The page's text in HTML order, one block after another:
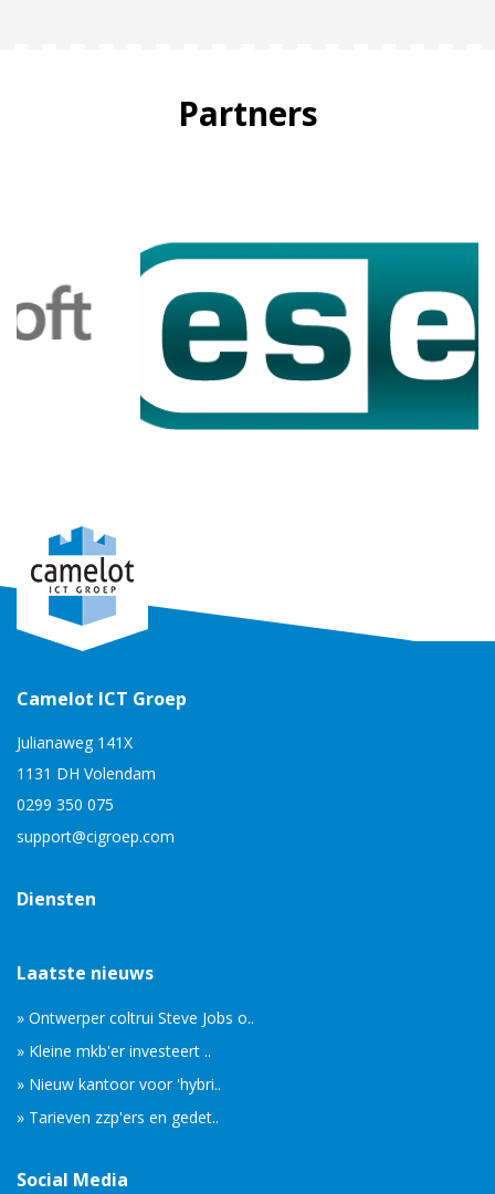
Partners
Camelot ICT Groep
Julianaweg 141X
1131 DH Volendam
0299 350 075
support@cigroep.com
Diensten
Laatste nieuws
» Ontwerper coltrui Steve Jobs o..
» Kleine mkb'er investeert ..
» Nieuw kantoor voor 'hybri..
» Tarieven zzp'ers en gedet..
Social Media